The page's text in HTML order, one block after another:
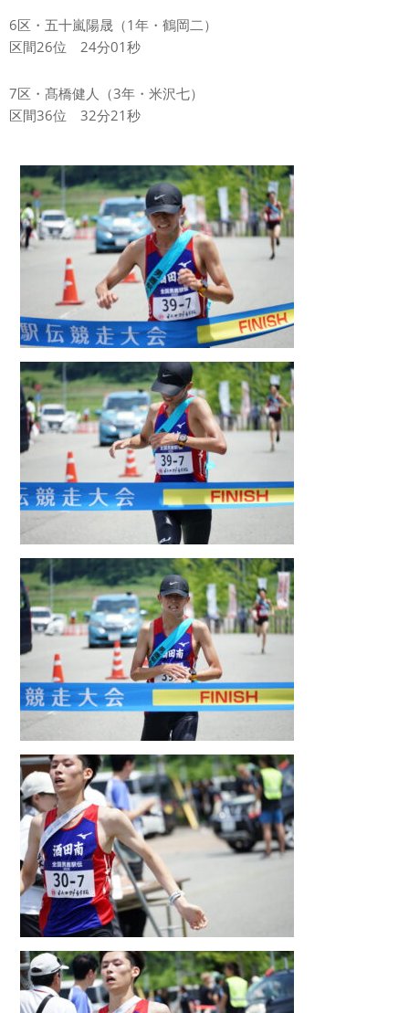
6区・五十嵐陽晟（1年・鶴岡二）
区間26位 24分01秒
7区・髙橋健人（3年・米沢七）
区間36位 32分21秒